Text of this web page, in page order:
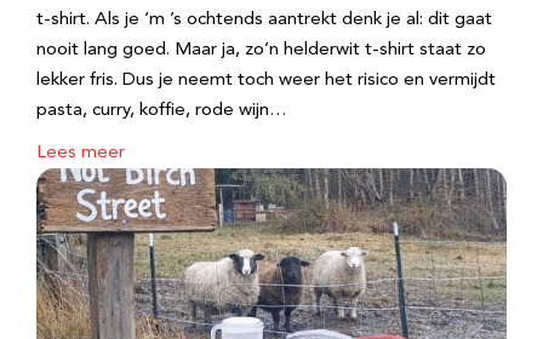
t-shirt. Als je ‘m ’s ochtends aantrekt denk je al: dit gaat
nooit lang goed. Maar ja, zo’n helderwit t-shirt staat zo
lekker fris. Dus je neemt toch weer het risico en vermijdt
pasta, curry, koffie, rode wijn…
Lees meer